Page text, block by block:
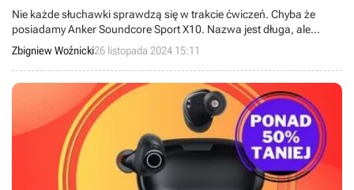
Nie każde słuchawki sprawdzą się w trakcie ćwiczeń. Chyba że
posiadamy Anker Soundcore Sport X10. Nazwa jest długa, ale
konstrukcja mówi sama za siebie. Koniec z wypadającymi
słuchawkami podczas sprintu do autobusu.
Zbigniew Woźnicki26 listopada 2024 15:11